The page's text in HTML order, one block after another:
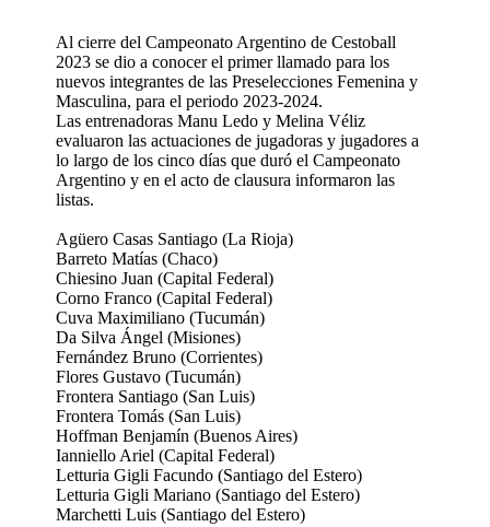
Al cierre del Campeonato Argentino de Cestoball
2023 se dio a conocer el primer llamado para los
nuevos integrantes de las Preselecciones Femenina y
Masculina, para el periodo 2023-2024.
Las entrenadoras Manu Ledo y Melina Véliz
evaluaron las actuaciones de jugadoras y jugadores a
lo largo de los cinco días que duró el Campeonato
Argentino y en el acto de clausura informaron las
listas.
Agüero Casas Santiago (La Rioja)
Barreto Matías (Chaco)
Chiesino Juan (Capital Federal)
Corno Franco (Capital Federal)
Cuva Maximiliano (Tucumán)
Da Silva Ángel (Misiones)
Fernández Bruno (Corrientes)
Flores Gustavo (Tucumán)
Frontera Santiago (San Luis)
Frontera Tomás (San Luis)
Hoffman Benjamín (Buenos Aires)
Ianniello Ariel (Capital Federal)
Letturia Gigli Facundo (Santiago del Estero)
Letturia Gigli Mariano (Santiago del Estero)
Marchetti Luis (Santiago del Estero)